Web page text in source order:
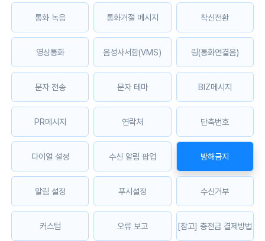
통화 녹음 통화거절 메시지 착신전환
영상통화 음성사서함(VMS) 링(통화연결음)
문자 전송 문자 테마 BIZ메시지
PR메시지 연락처 단축번호
다이얼 설정 수신 알림 팝업 방해금지
알림 설정 푸시설정 수신거부
커스텀 오류 보고 [참고] 충전금 결제방법